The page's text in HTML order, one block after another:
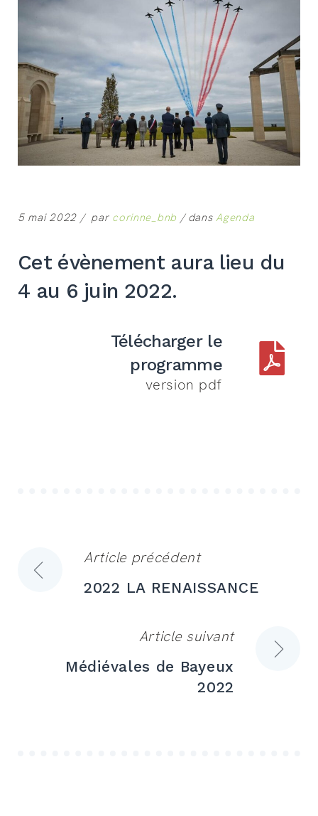
5 mai 2022 par corinne_bnb dansAgenda
Cet évènement aura lieu du
4 au 6 juin 2022.
Télécharger le
programme
version pdf
Navigation
Article précédent
2022 LA RENAISSANCE
Article suivant
Médiévales de Bayeux
2022